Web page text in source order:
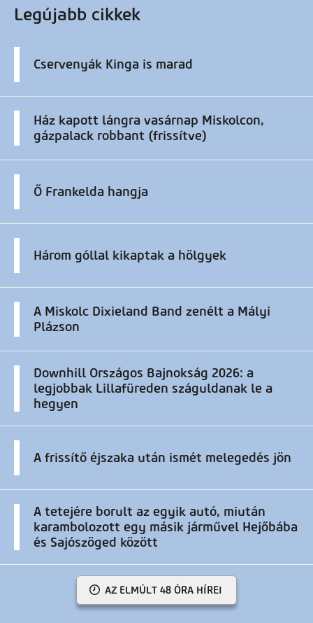
Legújabb cikkek
Cservenyák Kinga is marad
Ház kapott lángra vasárnap Miskolcon,
gázpalack robbant (frissítve)
Ő Frankelda hangja
Három góllal kikaptak a hölgyek
A Miskolc Dixieland Band zenélt a Mályi
Plázson
Downhill Országos Bajnokság 2026: a
legjobbak Lillafüreden száguldanak le a
hegyen
A frissítő éjszaka után ismét melegedés jön
A tetejére borult az egyik autó, miután
karambolozott egy másik járművel Hejőbába
és Sajószöged között
AZ ELMÚLT 48 ÓRA HÍREI